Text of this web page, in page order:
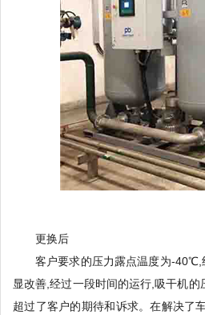
更换后
客户要求的压力露点温度为-40℃,
显改善,经过一段时间的运行,吸干机
超过了客户的期待和诉求。在解决了